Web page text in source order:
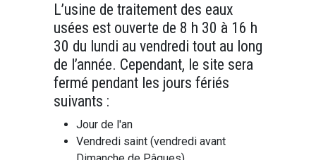
L’usine de traitement des eaux
usées est ouverte de 8 h 30 à 16 h
30 du lundi au vendredi tout au long
de l’année. Cependant, le site sera
fermé pendant les jours fériés
suivants :
Jour de l'an
Vendredi saint (vendredi avant